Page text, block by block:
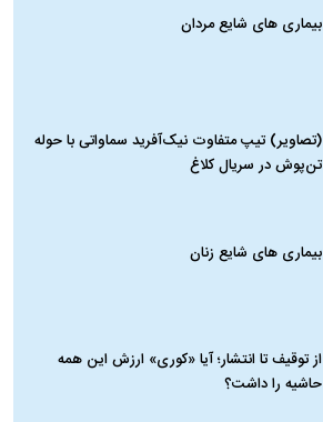
بیماری‌ های شایع مردان
(تصاویر) تیپ متفاوت نیک‌آفرید سماواتی با حوله
تن‌پوش در سریال کلاغ
بیماری‌ های شایع زنان
از توقیف تا انتشار؛ آیا «کوری» ارزش این همه
حاشیه را داشت؟